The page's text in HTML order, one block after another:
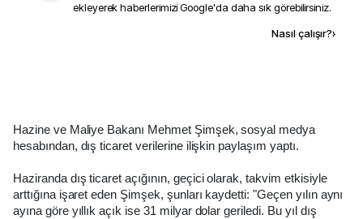
ekleyerek haberlerimizi Google'da daha sık görebilirsiniz.
Nasıl çalışır?›
Hazine ve Maliye Bakanı Mehmet Şimşek, sosyal medya
hesabından, dış ticaret verilerine ilişkin paylaşım yaptı.
Haziranda dış ticaret açığının, geçici olarak, takvim etkisiyle
arttığına işaret eden Şimşek, şunları kaydetti: "Geçen yılın aynı
ayına göre yıllık açık ise 31 milyar dolar geriledi. Bu yıl dış